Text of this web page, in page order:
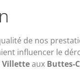
de nos
influencer le
Villetteaux Buttes-